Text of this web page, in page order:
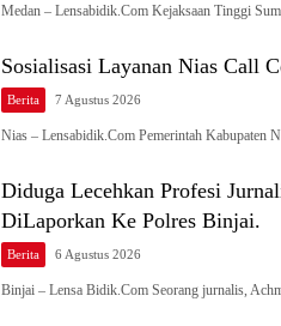
Medan – Lensabidik.Com Kejaksaan Tinggi
Sosialisasi Layanan Nias Call
Berita 7 Agustus 2026
Nias – Lensabidik.Com Pemerintah Kabupaten
Diduga Lecehkan Profesi
DiLaporkan Ke Polres Binjai.
Berita 6 Agustus 2026
Binjai – Lensa Bidik.Com Seorang jurnalis,